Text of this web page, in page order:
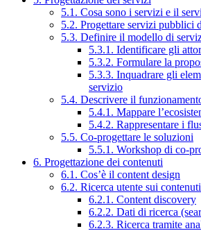
5.1. Cosa sono i servizi e il
5.2. Progettare servizi pubblici
5.3. Definire il modello di
5.3.1. Identificare gli
5.3.2. Formulare la
5.3.3. Inquadrare gli
servizio
5.4. Descrivere il
5.4.1. Mappare
5.4.2. Rappresentare i
5.5. Co-progettare le soluzioni
5.5.1. Workshop di co-
6. Progettazione dei contenuti
6.1. Cos’è il content design
6.2. Ricerca utente sui
6.2.1. Content discovery
6.2.2. Dati di ricerca
6.2.3. Ricerca tramite